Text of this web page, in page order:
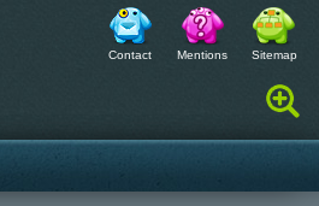
Contact Mentions Sitemap
Rechercher :